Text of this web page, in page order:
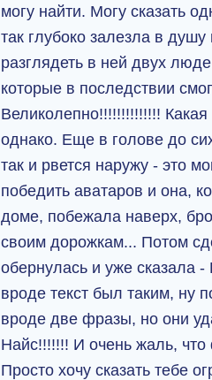
могу найти. Могу сказать
так глубоко залезла в
разглядеть в ней двух
которые в последствии
Великолепно!!!!!!!!!!!!!!
однако. Еще в голове до
так и рвется наружу - это
победить аватаров и она,
доме, побежала наверх,
своим дорожкам... Потом
обернулась и уже сказала
вроде текст был таким, ну
вроде две фразы, но они
Найс!!!!!!! И очень жаль,
Просто хочу сказать тебе